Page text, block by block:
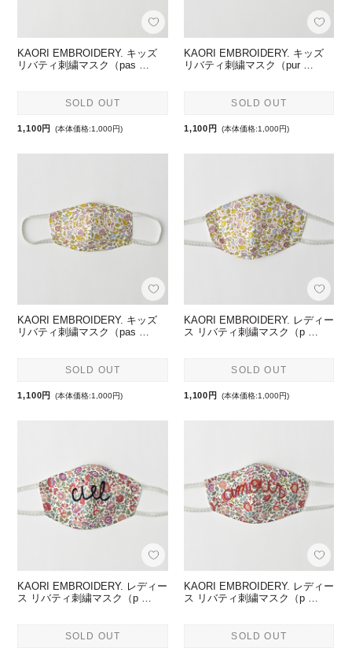
KAORI EMBROIDERY. キッズ
リバティ刺繍マスク（pas …
SOLD OUT
1,100円 (本体価格:1,000円)
KAORI EMBROIDERY. キッズ
リバティ刺繍マスク（pur …
SOLD OUT
1,100円 (本体価格:1,000円)
KAORI EMBROIDERY. キッズ
リバティ刺繍マスク（pas …
SOLD OUT
1,100円 (本体価格:1,000円)
KAORI EMBROIDERY. レディー
ス リバティ刺繍マスク（p …
SOLD OUT
1,100円 (本体価格:1,000円)
KAORI EMBROIDERY. レディー
ス リバティ刺繍マスク（p …
SOLD OUT
KAORI EMBROIDERY. レディー
ス リバティ刺繍マスク（p …
SOLD OUT